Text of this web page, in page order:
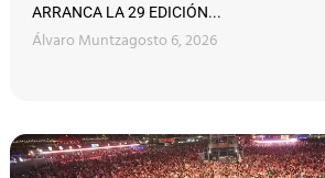
ARRANCA LA 29 EDICIÓN...
Álvaro Muntzagosto 6, 2026